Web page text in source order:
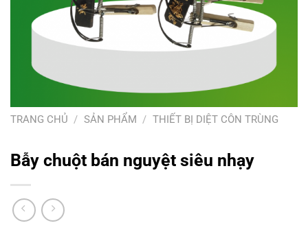
TRANG CHỦ / SẢN PHẨM / THIẾT BỊ DIỆT CÔN TRÙNG
Bẫy chuột bán nguyệt siêu nhạy